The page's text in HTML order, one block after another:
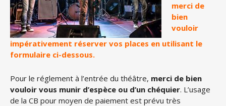
merci de
bien
vouloir
impérativement réserver vos places en utilisant le
formulaire ci-dessous.
Pour le réglement à l’entrée du théâtre, merci de bien
vouloir vous munir d’espèce ou d’un chéquier. L’usage
de la CB pour moyen de paiement est prévu très